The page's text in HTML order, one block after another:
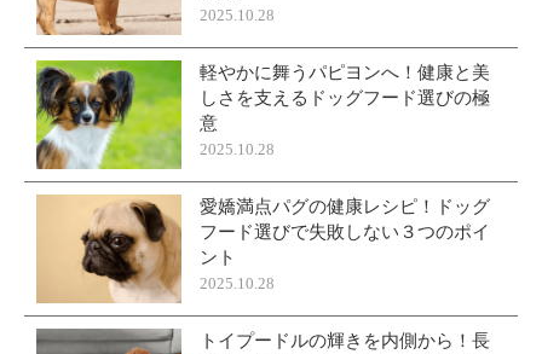
2025.10.28
軽やかに舞うパピヨンへ！健康と美
しさを支えるドッグフード選びの極
意
2025.10.28
愛嬌満点パグの健康レシピ！ドッグ
フード選びで失敗しない３つのポイ
ント
2025.10.28
トイプードルの輝きを内側から！長